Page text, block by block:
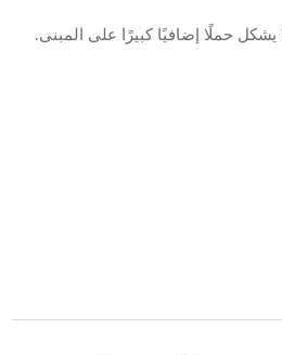
يشكل حملًا إضافيًا كبيرًا على المبنى.